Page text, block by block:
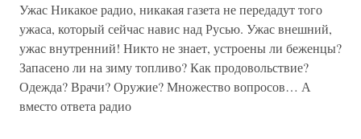
Ужас Никакое радио, никакая газета не передадут того
ужаса, который сейчас навис над Русью. Ужас внешний,
ужас внутренний! Никто не знает, устроены ли беженцы?
Запасено ли на зиму топливо? Как продовольствие?
Одежда? Врачи? Оружие? Множество вопросов… А
вместо ответа радио